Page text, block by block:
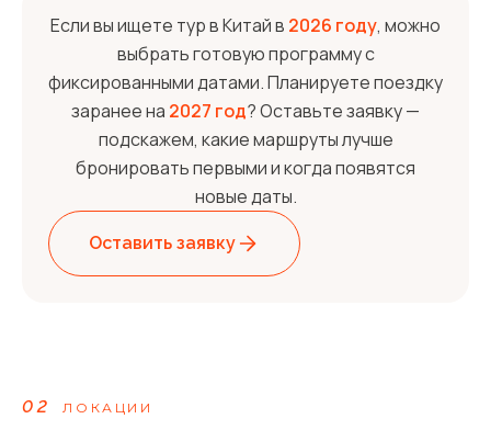
Если вы ищете тур в Китай в 2026 году, можно
выбрать готовую программу с
фиксированными датами. Планируете поездку
заранее на 2027 год? Оставьте заявку —
подскажем, какие маршруты лучше
бронировать первыми и когда появятся
новые даты.
Оставить заявку
02 ЛОКАЦИИ